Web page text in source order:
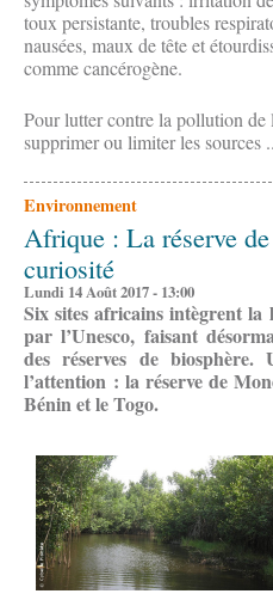
toux persistante, troubles
nausées, maux de tête et
comme cancérogène.
Pour lutter contre la pollution de
supprimer ou limiter les sources
Environnement
Afrique : La réserve
curiosité
Lundi 14 Août 2017 - 13:00
Six sites africains intègrent la
par l’Unesco, faisant
des réserves de biosphère.
l’attention : la réserve de
Bénin et le Togo.